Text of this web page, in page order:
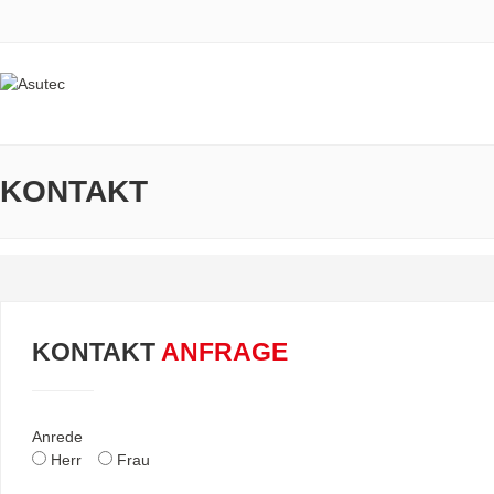
KONTAKT
KONTAKT ANFRAGE
Anrede
Herr
Frau